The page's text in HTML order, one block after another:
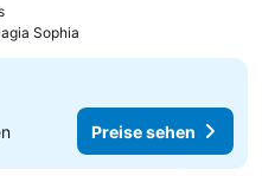
Preise sehen
Sophia
Preise sehen